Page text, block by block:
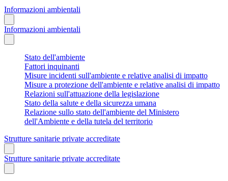
Informazioni ambientali
Informazioni ambientali
Stato dell'ambiente
Fattori inquinanti
Misure incidenti sull'ambiente e relative analisi di impatto
Misure a protezione dell'ambiente e relative analisi di impatto
Relazioni sull'attuazione della legislazione
Stato della salute e della sicurezza umana
Relazione sullo stato dell'ambiente del Ministero
dell'Ambiente e della tutela del territorio
Strutture sanitarie private accreditate
Strutture sanitarie private accreditate